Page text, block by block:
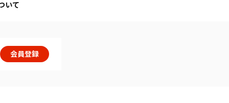
いて
会員登録